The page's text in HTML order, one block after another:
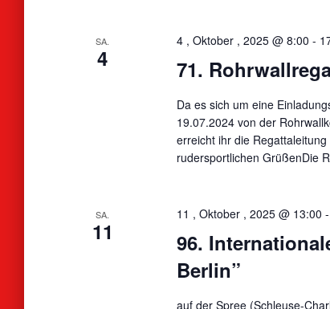
SA.
4 71.
4 , Oktober , 2025 @ 8:00 -
Da es sich um eine
19.07.2024 von der
erreicht ihr die
rudersportlichen GrüßenDie
SA.
11
96.
Berlin”
11 , Oktober , 2025 @ 13:00 -
auf der Spree (Schleuse-